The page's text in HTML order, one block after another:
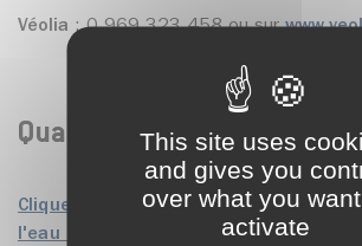
This site uses
and gives you
over what you
activate
Véolia : 0 969 323 458 ou sur
Qualité de l'eau dans
Cliquez ici pour connaitre la qualité et
l'eau dans votre commune